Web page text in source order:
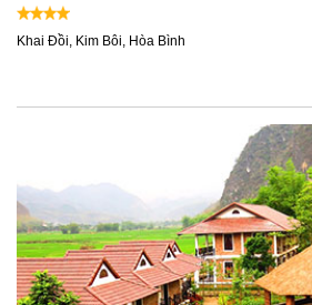
Khai Đồi, Kim Bôi, Hòa Bình